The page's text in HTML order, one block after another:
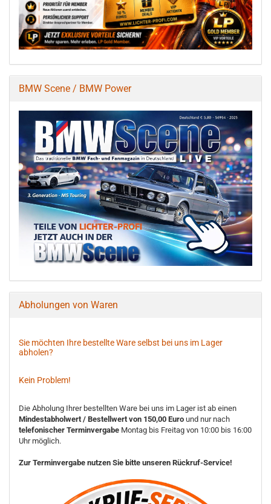
BMW Scene / BMW Power
Abholungen von Waren
Sie möchten Ihre bestellte Ware selbst bei uns im Lager
abholen?
Kein Problem!
Die Abholung Ihrer bestellten Ware bei uns im Lager ist ab einen
Mindestabholwert / Bestellwert von 150,00 Euro und nur nach
telefonischer Terminvergabe Montag bis Freitag von 10:00 bis 16:00
Uhr möglich.
Zur Terminvergabe nutzen Sie bitte unseren Rückruf-Service!